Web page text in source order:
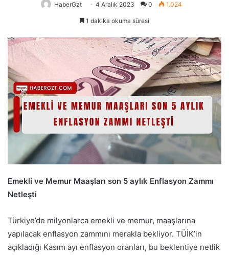
HaberGzt 4 Aralık 2023 0 1.024
1 dakika okuma süresi
Emekli ve Memur Maaşları son 5 aylık Enflasyon Zammı
Netleşti
Türkiye’de milyonlarca emekli ve memur, maaşlarına
yapılacak enflasyon zammını merakla bekliyor. TÜİK’in
açıkladığı Kasım ayı enflasyon oranları, bu beklentiye netlik